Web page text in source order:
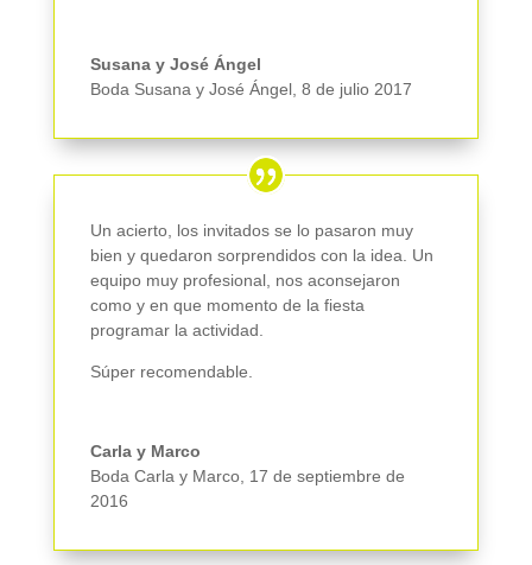
Susana y José Ángel
Boda Susana y José Ángel, 8 de julio 2017
Un acierto, los invitados se lo pasaron muy
bien y quedaron sorprendidos con la idea. Un
equipo muy profesional, nos aconsejaron
como y en que momento de la fiesta
programar la actividad.
Súper recomendable.
Carla y Marco
Boda Carla y Marco, 17 de septiembre de
2016